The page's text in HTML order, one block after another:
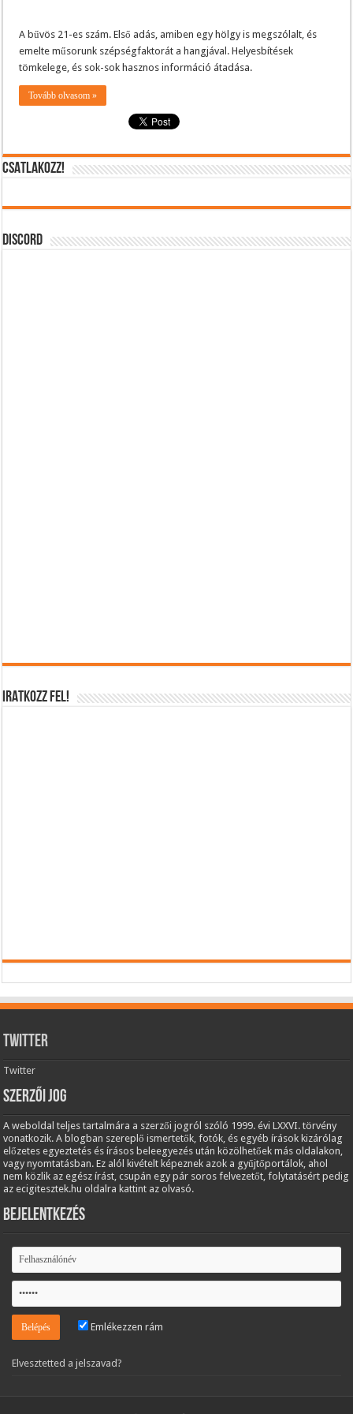
A bűvös 21-es szám. Első adás, amiben egy hölgy is megszólalt, és
emelte műsorunk szépségfaktorát a hangjával. Helyesbítések
tömkelege, és sok-sok hasznos információ átadása.
Tovább olvasom »
CSATLAKOZZ!
DISCORD
IRATKOZZ FEL!
Twitter
Twitter
Szerzői jog
A weboldal teljes tartalmára a szerzői jogról szóló 1999. évi LXXVI. törvény
vonatkozik. A blogban szereplő ismertetők, fotók, és egyéb írások kizárólag
előzetes egyeztetés és írásos beleegyezés után közölhetőek más oldalakon,
vagy nyomtatásban. Ez alól kivételt képeznek azok a gyűjtőportálok, ahol
nem közlik az egész írást, csupán egy pár soros felvezetőt, folytatásért pedig
az ecigitesztek.hu oldalra kattint az olvasó.
Bejelentkezés
Emlékezzen rám
Elvesztetted a jelszavad?